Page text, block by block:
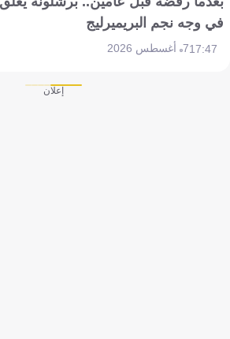
في وجه نجم البريميرليج
17:477 أغسطس 2026
إعلان